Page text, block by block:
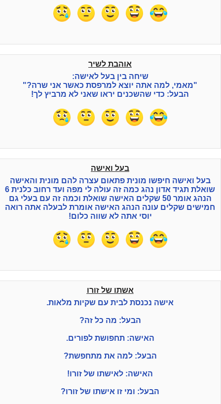
אוהבת לשיר
שיחה בין בעל לאישה:
"מאמי, למה אתה יוצא למרפסת כאשר אני שרה?"
הבעל: כדי שהשכנים יראו שאני לא מרביץ לך!
בעל ואישה
בעל ואישה חיפשו מונית פתאום עצרה להם מונית והאישה
שואלת תגיד אדון נהג כמה זה עולה לי מפה ועד רחוב כלנית 6
הנהג אומר 50 שקלים האישה שואלת וכמה זה עם בעלי גם
חמישים שקלים עונה הנהג האישה אומרת לבעלה אתה רואה
יוסי אתה לא שווה כלום!
אשתו של זורו
אישה נכנסת לבית עם שקיות מלאות.
הבעל: מה כל זה?
האישה: תחפושת לפורים.
הבעל: למה את מתחפשת?
האישה: לאישתו של זורו!
הבעל: ומי זו אישתו של זורו?